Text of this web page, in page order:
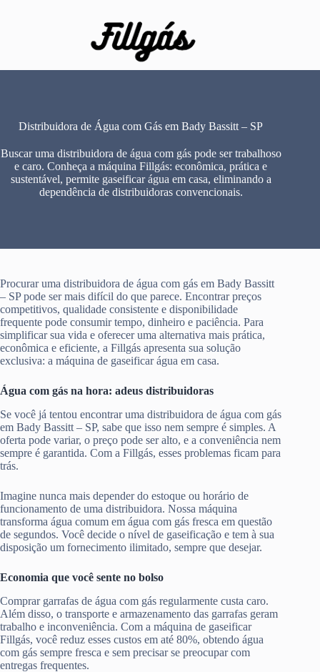
Distribuidora de Água com Gás em Bady Bassitt – SP
Buscar uma distribuidora de água com gás pode ser trabalhoso
e caro. Conheça a máquina Fillgás: econômica, prática e
sustentável, permite gaseificar água em casa, eliminando a
dependência de distribuidoras convencionais.
Procurar uma distribuidora de água com gás em Bady Bassitt
– SP pode ser mais difícil do que parece. Encontrar preços
competitivos, qualidade consistente e disponibilidade
frequente pode consumir tempo, dinheiro e paciência. Para
simplificar sua vida e oferecer uma alternativa mais prática,
econômica e eficiente, a Fillgás apresenta sua solução
exclusiva: a máquina de gaseificar água em casa.
Água com gás na hora: adeus distribuidoras
Se você já tentou encontrar uma distribuidora de água com gás
em Bady Bassitt – SP, sabe que isso nem sempre é simples. A
oferta pode variar, o preço pode ser alto, e a conveniência nem
sempre é garantida. Com a Fillgás, esses problemas ficam para
trás.
Imagine nunca mais depender do estoque ou horário de
funcionamento de uma distribuidora. Nossa máquina
transforma água comum em água com gás fresca em questão
de segundos. Você decide o nível de gaseificação e tem à sua
disposição um fornecimento ilimitado, sempre que desejar.
Economia que você sente no bolso
Comprar garrafas de água com gás regularmente custa caro.
Além disso, o transporte e armazenamento das garrafas geram
trabalho e inconveniência. Com a máquina de gaseificar
Fillgás, você reduz esses custos em até 80%, obtendo água
com gás sempre fresca e sem precisar se preocupar com
entregas frequentes.